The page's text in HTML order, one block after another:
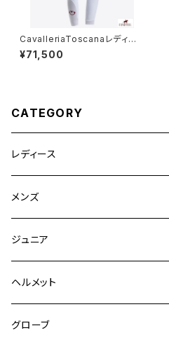
CavalleriaToscanaレディー
ス白FGキュロットPAD096 JE
010
¥71,500
CATEGORY
レディース
競技用ジャケット
キュロット
フルグリップ
ニーグリップ
シャツ
ウェア
メンズ
競技用ジャケット
キュロット
フルグリップ
シャツ
ジュニア
キュロット
ウエア
ヘルメット
グローブ